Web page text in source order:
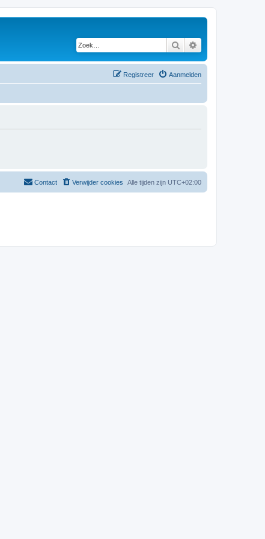
Zoek
Aanmelden
Registreer
Alle tijden zijn UTC+02:00
Verwijder cookies
Contact